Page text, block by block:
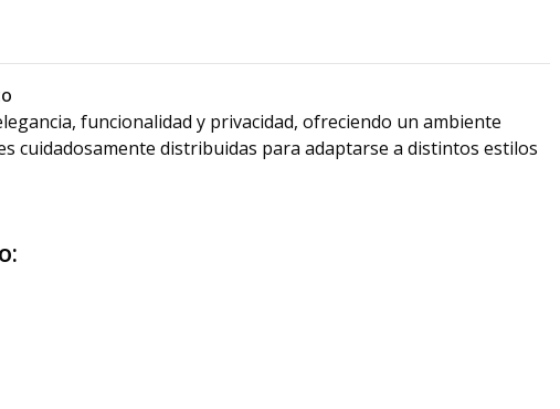
funcionalidad y privacidad, ofreciendo un ambiente
cuidadosamente distribuidas para adaptarse a distintos estilos